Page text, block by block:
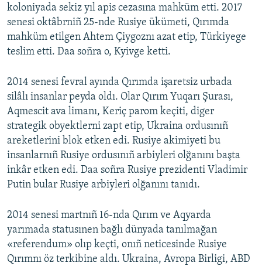
koloniyada sekiz yıl apis cezasına mahküm etti. 2017
senesi oktâbrniñ 25-nde Rusiye ükümeti, Qırımda
mahküm etilgen Ahtem Çiygoznı azat etip, Türkiyege
teslim etti. Daa soñra o, Kyivge ketti.
2014 senesi fevral ayında Qırımda işaretsiz urbada
silâlı insanlar peyda oldı. Olar Qırım Yuqarı Şurası,
Aqmescit ava limanı, Keriç parom keçiti, diger
strategik obyektlerni zapt etip, Ukraina ordusınıñ
areketlerini blok etken edi. Rusiye akimiyeti bu
insanlarnıñ Rusiye ordusınıñ arbiyleri olğanını başta
inkâr etken edi. Daa soñra Rusiye prezidenti Vladimir
Putin bular Rusiye arbiyleri olğanını tanıdı.
2014 senesi martnıñ 16-nda Qırım ve Aqyarda
yarımada statusınen bağlı dünyada tanılmağan
«referendum» olıp keçti, onıñ neticesinde Rusiye
Qırımnı öz terkibine aldı. Ukraina, Avropa Birligi, ABD